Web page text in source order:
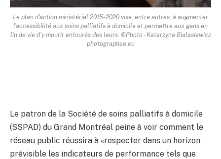
Le plan d'action ministériel 2015-2020 vise, entre autres, à augmenter
l'accessibilité aux soins palliatifs à domicile et permettre aux gens en
fin de vie d'y mourir entourés des leurs. ©Photo - Katarzyna Bialasiewicz
photographee.eu
Le patron de la Société de soins palliatifs à domicile
(SSPAD) du Grand Montréal peine à voir comment le
réseau public réussira à «respecter dans un horizon
prévisible les indicateurs de performance tels que